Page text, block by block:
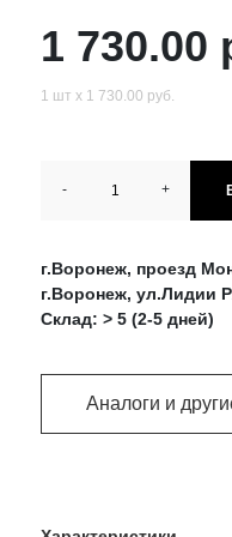
1 730.00
1 шт х 1 730.00 руб.
- +
г.Воронеж, проезд
г.Воронеж, ул.Лидии
Склад: > 5 (2-5 дней)
Аналоги и